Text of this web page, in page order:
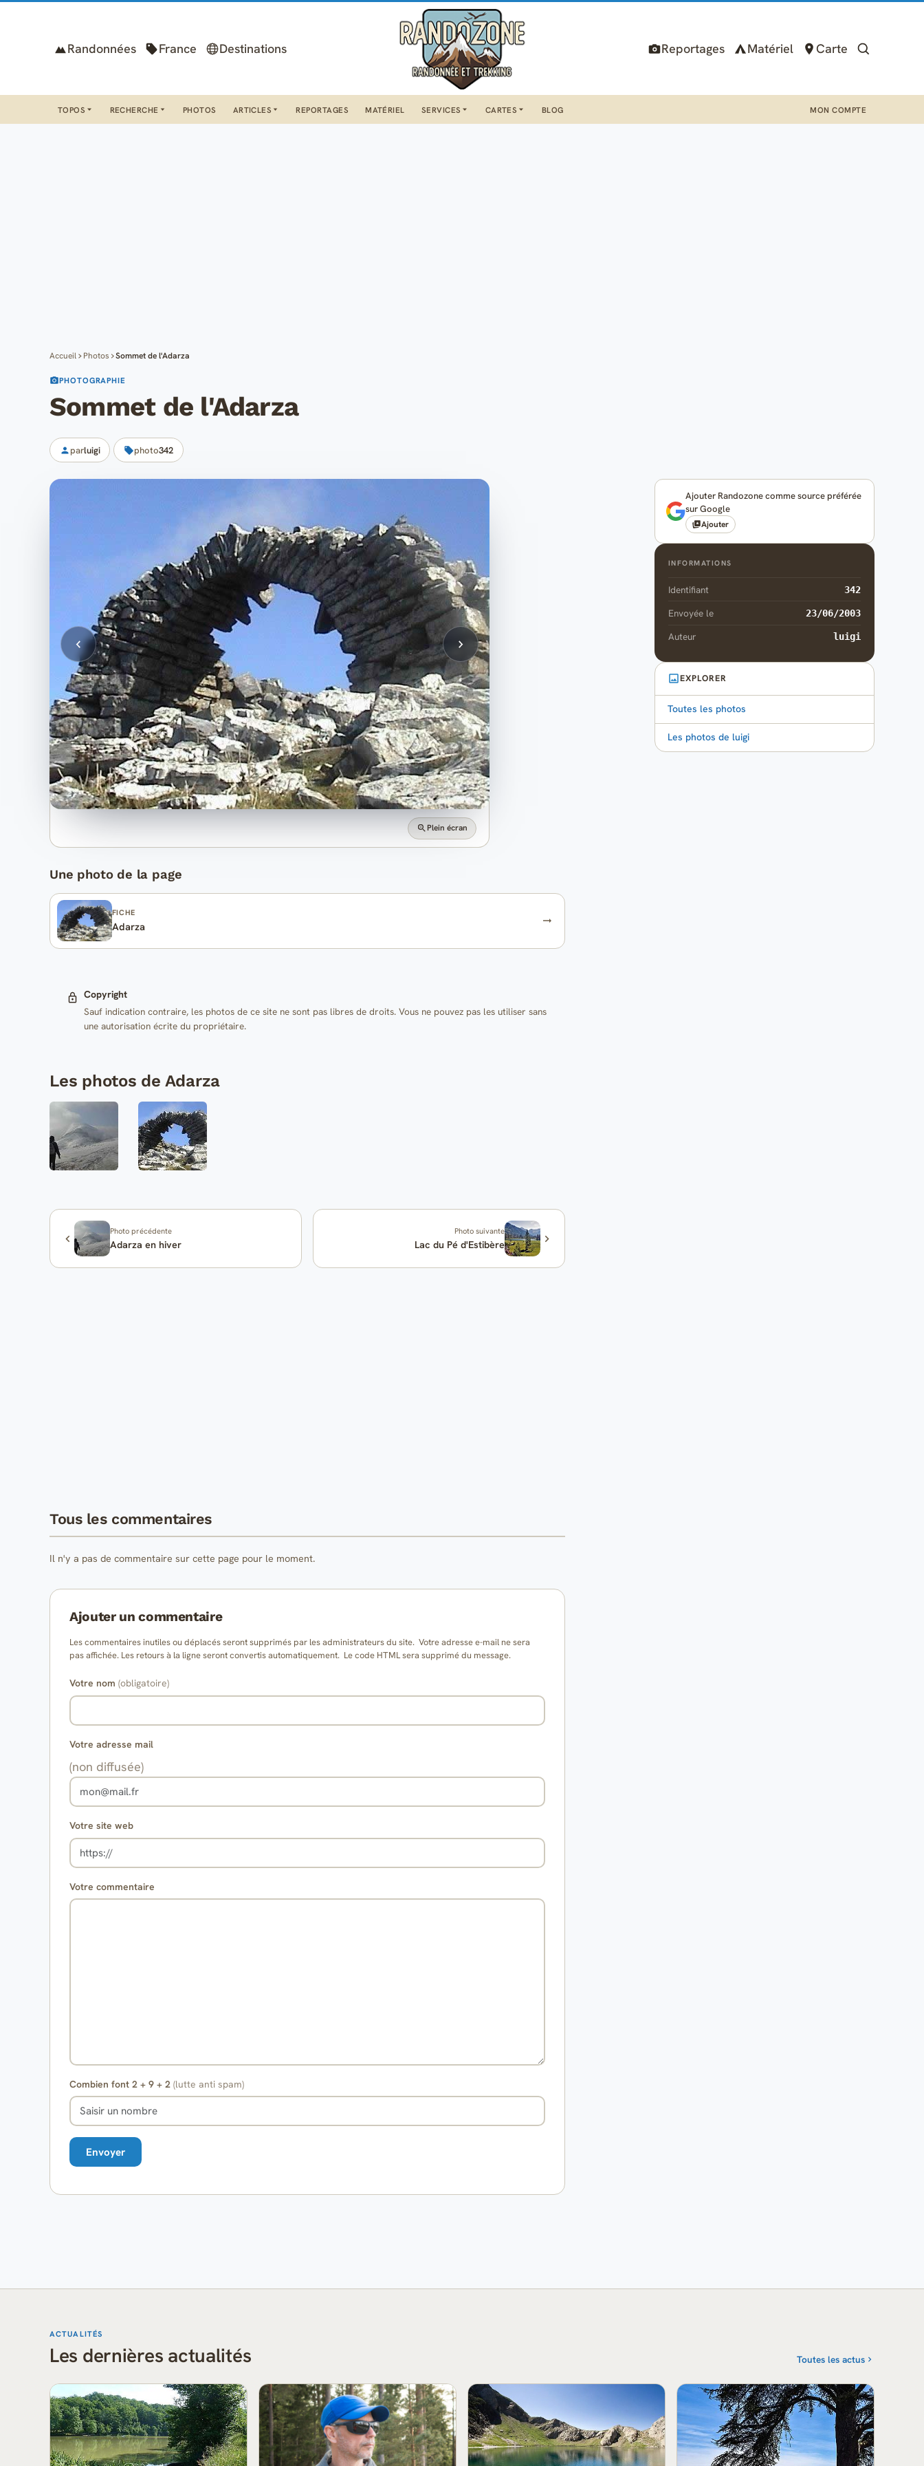
Randonnées France Destinations Reportages Matériel Carte
TOPOS RECHERCHE PHOTOS ARTICLES REPORTAGES MATÉRIEL SERVICES CARTES BLOG MON COMPTE
Accueil Photos Sommet de l'Adarza
PHOTOGRAPHIE
Sommet de l'Adarza
parluigi photo342
Plein écran
Une photo de la page
FICHE
Adarza
Copyright
Sauf indication contraire, les photos de ce site ne sont pas libres de droits. Vous ne pouvez pas les utiliser sans
une autorisation écrite du propriétaire.
Les photos de Adarza
Photo précédente
Adarza en hiver
Photo suivante
Lac du Pé d'Estibère
Tous les commentaires
Il n'y a pas de commentaire sur cette page pour le moment.
Ajouter un commentaire
Les commentaires inutiles ou déplacés seront supprimés par les administrateurs du site. Votre adresse e-mail ne sera
pas affichée. Les retours à la ligne seront convertis automatiquement. Le code HTML sera supprimé du message.
Votre nom (obligatoire)
Votre adresse mail
(non diffusée)
Votre site web
Votre commentaire
Combien font 2 + 9 + 2 (lutte anti spam)
Ajouter Randozone comme source préférée
sur Google
Ajouter
INFORMATIONS
Identifiant 342
Envoyée le 23/06/2003
Auteur luigi
EXPLORER
Toutes les photos
Les photos de luigi
ACTUALITÉS
Les dernières actualités Toutes les actus